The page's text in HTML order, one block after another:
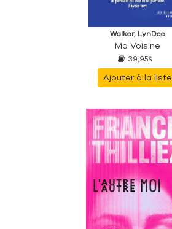
Walker, LynDee
Ma Voisine
39,95$
Ajouter à la liste